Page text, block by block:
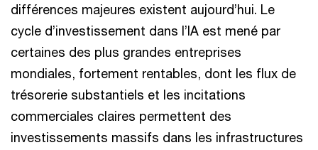
différences majeures existent aujourd’hui. Le
cycle d’investissement dans l’IA est mené par
certaines des plus grandes entreprises
mondiales, fortement rentables, dont les flux de
trésorerie substantiels et les incitations
commerciales claires permettent des
investissements massifs dans les infrastructures